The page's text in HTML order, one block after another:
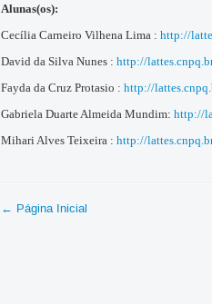
Alunas(os):
Cecília Carneiro Vilhena Lima : http://
David da Silva Nunes : http://
Fayda da Cruz Protasio : http://
Gabriela Duarte Almeida Mundim: http://
Mihari Alves Teixeira : http://
← Página Inicial